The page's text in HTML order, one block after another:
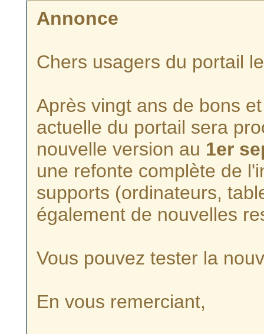
Annonce
Chers usagers du portail
Après vingt ans de bons
actuelle du portail sera
nouvelle version au 1er
une refonte complète de
supports (ordinateurs,
également de nouvelles
Vous pouvez tester la
En vous remerciant,